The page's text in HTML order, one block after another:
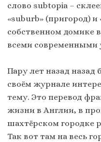
слово subtopia –
«suburb» (пригород) и
собственном домике
всеми современными
Пару лет назад назад
своём журнале
тему. Это перевод
жизни в Англии, в
шахтёрском городке
Так вот там на весь